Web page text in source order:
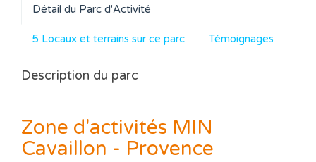
Détail du Parc d'Activité
5 Locaux et terrains sur ce parc Témoignages
Description du parc
Zone d'activités MIN
Cavaillon - Provence